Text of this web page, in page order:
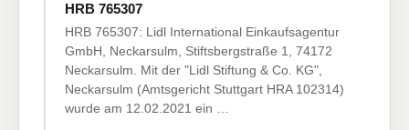
HRB 765307
HRB 765307: Lidl International Einkaufsagentur
GmbH, Neckarsulm, Stiftsbergstraße 1, 74172
Neckarsulm. Mit der "Lidl Stiftung & Co. KG",
Neckarsulm (Amtsgericht Stuttgart HRA 102314)
wurde am 12.02.2021 ein …